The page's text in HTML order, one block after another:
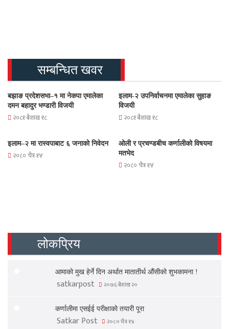
सम्बन्धित खवर
बझाङ प्रदेशसभा–१ मा नेकपा एमालेका
दमन बहादुर भण्डारी विजयी
२०८१ बैशाख १८
इलाम-२ उपनिर्वाचनमा एमालेका सुहाङ
विजयी
२०८१ बैशाख १८
इलाम–२ मा रास्वपाबाट ६ जनाको निवेदन
२०८० चैत्र १४
ओली र प्रचण्डबीच कर्णालीको विषयमा
मतभेद
२०८० चैत्र १४
लोकप्रिय
आमाको मुख हेर्ने दिन अर्थात मातातीर्थ औंसीको शुभकामना !
satkarpost २०७६ बैशाख २०
कर्णालीमा एसईई परीक्षाको तयारी पूरा
Satkar Post २०८० चैत्र १४